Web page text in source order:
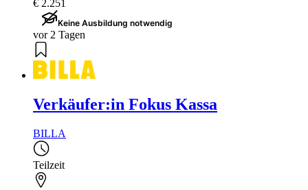
€ 2.251
Keine Ausbildung notwendig
vor 2 Tagen
Verkäufer:in Fokus Kassa
BILLA
Teilzeit